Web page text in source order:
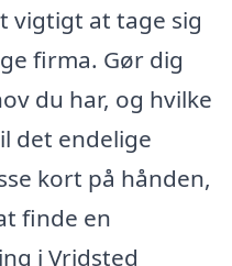
vigtigt at tage sig
firma. Gør dig
du har, og hvilke
det endelige
kort på hånden,
finde en
i Vridsted